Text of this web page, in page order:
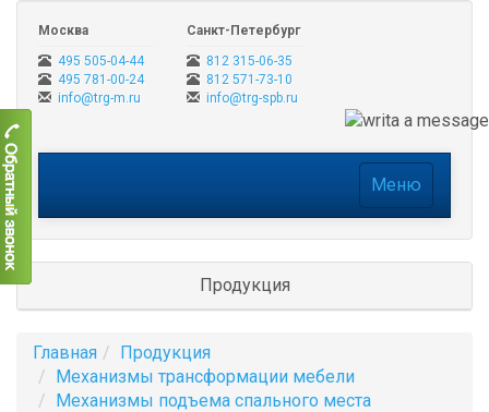
Москва
495 505-04-44
495 781-00-24
info@trg-m.ru
Санкт-Петербург
812 315-06-35
812 571-73-10
info@trg-spb.ru
Меню
Продукция
Главная
Продукция
Механизмы трансформации мебели
Механизмы подъема спального места